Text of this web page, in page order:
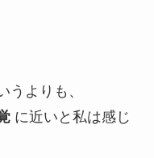
うよりも、
に近いと私は感じ